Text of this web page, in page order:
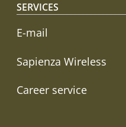
SERVICES
E-mail
Sapienza Wireless
Career service